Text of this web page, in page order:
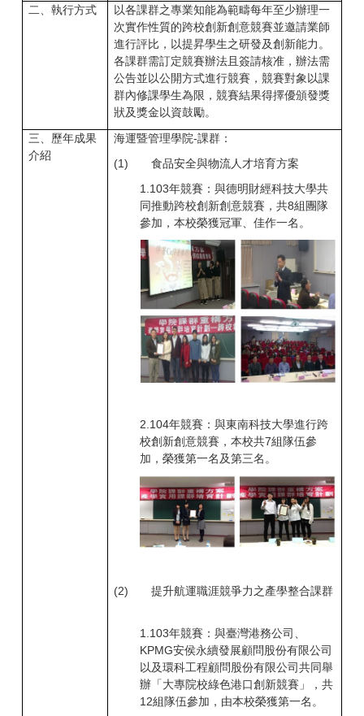
二、執行方式
以各課群之專業知能為範疇每年至少辦理一
次實作性質的跨校創新創意競賽並邀請業師
進行評比，以提昇學生之研發及創新能力。
各課群需訂定競賽辦法且簽請核准，辦法需
公告並以公開方式進行競賽，競賽對象以課
群內修課學生為限，競賽結果得擇優頒發獎
狀及獎金以資鼓勵。
三、歷年成果
介紹
海運暨管理學院-課群：
(1)食品安全與物流人才培育方案
1.103年競賽：與德明財經科技大學共
同推動跨校創新創意競賽，共8組團隊
參加，本校榮獲冠軍、佳作一名。
2. 104年競賽：與東南科技大學進行跨
校創新創意競賽，本校共7組隊伍參
加，榮獲第一名及第三名。
(2)提升航運職涯競爭力之產學整合課群
1. 103年競賽：與臺灣港務公司、
KPMG安侯永續發展顧問股份有限公司
以及環科工程顧問股份有限公司共同舉
辦「大專院校綠色港口創新競賽」，共
12組隊伍參加，由本校榮獲第一名。